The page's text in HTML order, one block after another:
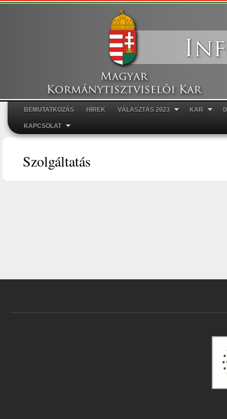
Főmenü
BEMUTATKOZÁS HÍREK VÁLASZTÁS 2023 KAR
KAPCSOLAT
Szolgáltatás